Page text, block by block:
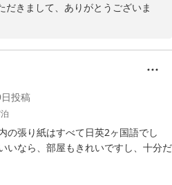
していてもフロントの方も出てきてく
で借りられるのかと思ったら、フロン
かったのに。
りませんが、気が回らないなと思って
めないし…
ても気に入ったので、次どうするか
だきまして、ありがとうございま
とのこと、大変失礼致しました。
れば、ご予約の際に、おみ足のこと
ト営業時間に於いてできる限り対応
用いただけますよう、スタッフ一
投稿
の張り紙はすべて日英2ヶ国語でし
いなら、部屋もきれいですし、十分だ